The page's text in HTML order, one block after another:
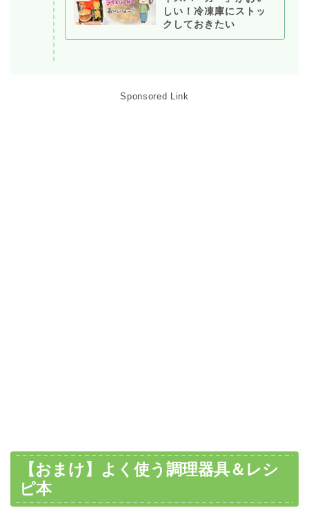
しい！冷凍庫にストッ
クしておきたい
Sponsored Link
【おまけ】よく使う調理器具＆レシ
ピ本